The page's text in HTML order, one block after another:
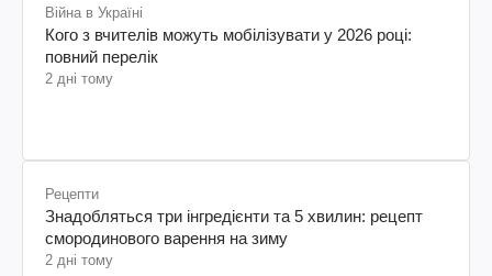
Війна в Україні
Кого з вчителів можуть мобілізувати у 2026 році:
повний перелік
2 дні тому
Рецепти
Знадобляться три інгредієнти та 5 хвилин: рецепт
смородинового варення на зиму
2 дні тому